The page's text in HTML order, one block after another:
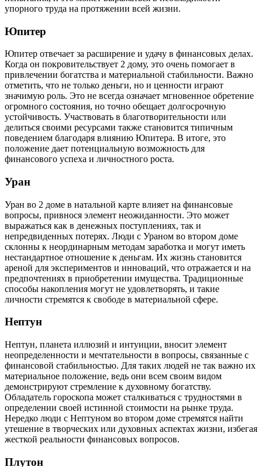
упорного труда на протяжении всей жизни.
Юпитер
Юпитер отвечает за расширение и удачу в финансовых делах.
Когда он покровительствует 2 дому, это очень помогает в
привлечении богатства и материальной стабильности. Важно
отметить, что не только деньги, но и ценности играют
значимую роль. Это не всегда означает мгновенное обретение
огромного состояния, но точно обещает долгосрочную
устойчивость. Участвовать в благотворительности или
делиться своими ресурсами также становится типичным
поведением благодаря влиянию Юпитера. В итоге, это
положение дает потенциальную возможность для
финансового успеха и личностного роста.
Уран
Уран во 2 доме в натальной карте влияет на финансовые
вопросы, привнося элемент неожиданности. Это может
выражаться как в денежных поступлениях, так и
непредвиденных потерях. Люди с Ураном во втором доме
склонны к неординарным методам заработка и могут иметь
нестандартное отношение к деньгам. Их жизнь становится
ареной для экспериментов и инноваций, что отражается и на
предпочтениях в приобретении имущества. Традиционные
способы накопления могут не удовлетворять, и такие
личности стремятся к свободе в материальной сфере.
Нептун
Нептун, планета иллюзий и интуиции, вносит элемент
неопределенности и мечтательности в вопросы, связанные с
финансовой стабильностью. Для таких людей не так важно их
материальное положение, ведь они всем своим видом
демонстрируют стремление к духовному богатству.
Обладатель гороскопа может сталкиваться с трудностями в
определении своей истинной стоимости на рынке труда.
Нередко люди с Нептуном во втором доме стремятся найти
утешение в творческих или духовных аспектах жизни, избегая
жесткой реальности финансовых вопросов.
Плутон